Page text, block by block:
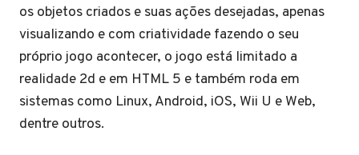
os objetos criados e suas ações desejadas, apenas
visualizando e com criatividade fazendo o seu
próprio jogo acontecer, o jogo está limitado a
realidade 2d e em HTML 5 e também roda em
sistemas como Linux, Android, iOS, Wii U e Web,
dentre outros.